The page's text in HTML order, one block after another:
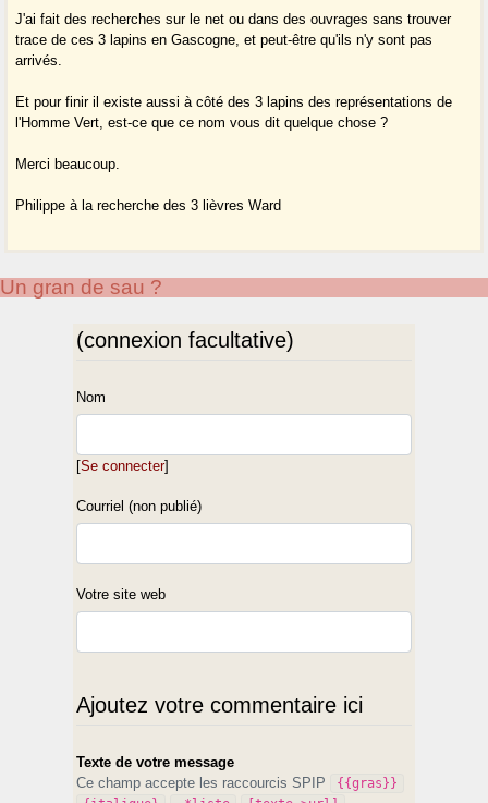
J'ai fait des recherches sur le net ou dans des ouvrages sans trouver
trace de ces 3 lapins en Gascogne, et peut-être qu'ils n'y sont pas
arrivés.
Et pour finir il existe aussi à côté des 3 lapins des représentations de
l'Homme Vert, est-ce que ce nom vous dit quelque chose ?
Merci beaucoup.
Philippe à la recherche des 3 lièvres Ward
Un gran de sau ?
(connexion facultative)
Nom
[Se connecter]
Courriel (non publié)
Votre site web
Ajoutez votre commentaire ici
Texte de votre message
Ce champ accepte les raccourcis SPIP
{{gras}}